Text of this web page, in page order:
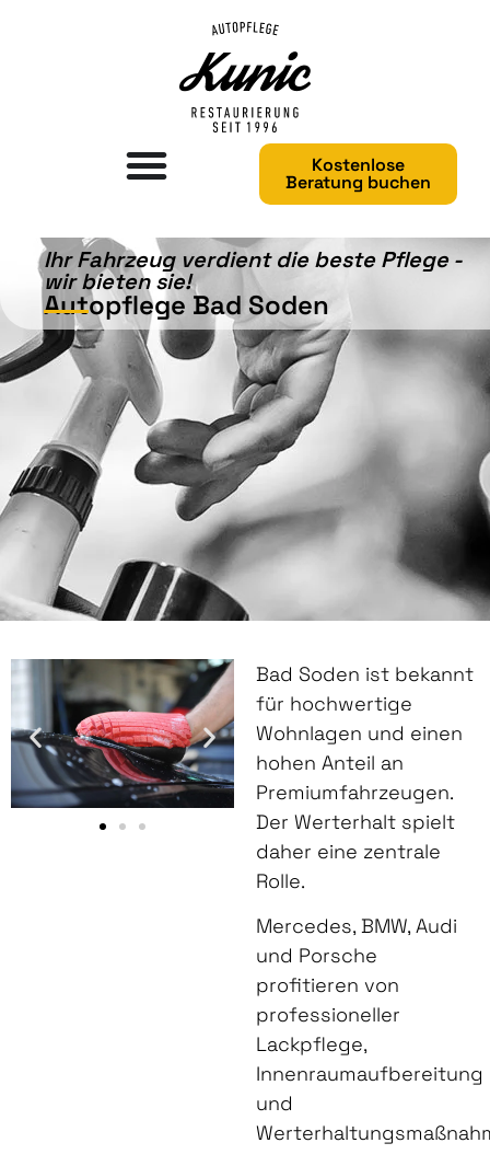
Kostenlose
Beratung buchen
Ihr Fahrzeug verdient die beste Pflege -
wir bieten sie!​
Autopflege Bad Soden
Bad Soden ist bekannt
für hochwertige
Wohnlagen und einen
hohen Anteil an
Premiumfahrzeugen.
Der Werterhalt spielt
daher eine zentrale
Rolle.
Mercedes, BMW, Audi
und Porsche
profitieren von
professioneller
Lackpflege,
Innenraumaufbereitung
und